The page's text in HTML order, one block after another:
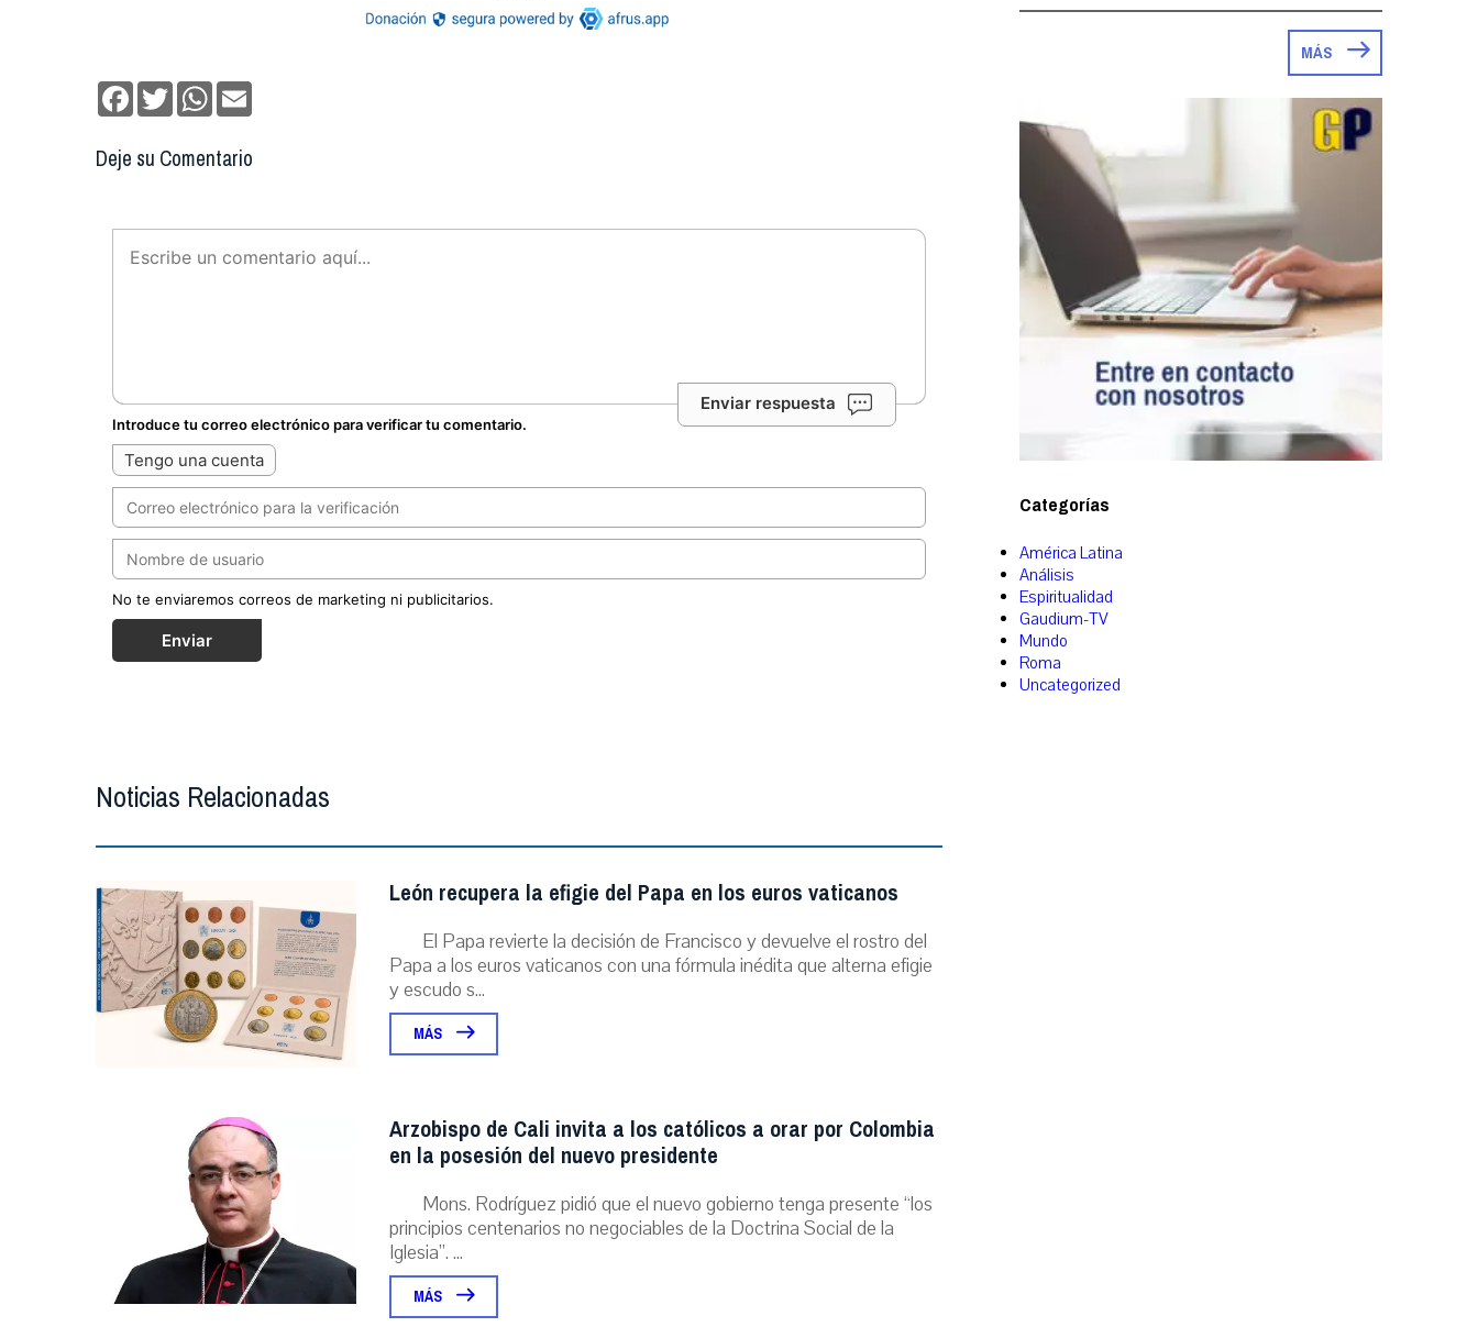
Facebook
TwitterWhatsApp
Deje su Comentario
Enviar respuesta
Introduce tu correo electrónico para verificar tu comentario.
Tengo una cuenta
No te enviaremos correos de marketing ni publicitarios.
Enviar
Noticias Relacionadas
León recupera la efigie del Papa en los euros vaticanos
El Papa revierte la decisión de Francisco y devuelve el rostro del
Papa a los euros vaticanos con una fórmula inédita que alterna efigie
y escudo s...
MÁS
Arzobispo de Cali invita a los católicos a orar por Colombia
en la posesión del nuevo presidente
Mons. Rodríguez pidió que el nuevo gobierno tenga presente “los
principios centenarios no negociables de la Doctrina Social de la
Iglesia”. ...
MÁS
MÁS
Categorías
América Latina
Análisis
Espiritualidad
Gaudium-TV
Mundo
Roma
Uncategorized